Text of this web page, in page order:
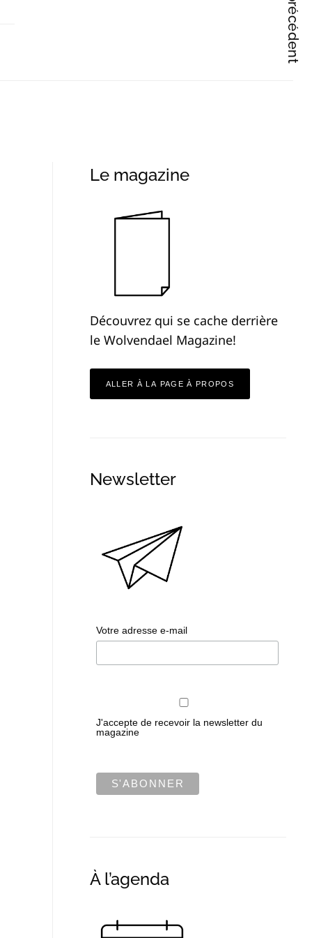
Le magazine
Découvrez qui se cache derrière
le Wolvendael Magazine!
ALLER À LA PAGE À PROPOS
Newsletter
Votre adresse e-mail
J'accepte de recevoir la newsletter du
magazine
À l’agenda